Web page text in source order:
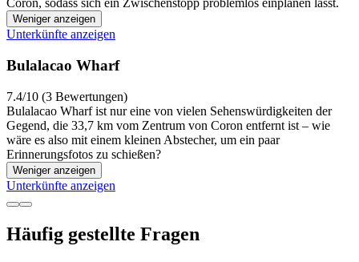
Coron, sodass sich ein Zwischenstopp problemlos einplanen lässt.
Weniger anzeigen
Unterkünfte anzeigen
Bulalacao Wharf
7.4/10 (3 Bewertungen)
Bulalacao Wharf ist nur eine von vielen Sehenswürdigkeiten der
Gegend, die 33,7 km vom Zentrum von Coron entfernt ist – wie
wäre es also mit einem kleinen Abstecher, um ein paar
Erinnerungsfotos zu schießen?
Weniger anzeigen
Unterkünfte anzeigen
Häufig gestellte Fragen